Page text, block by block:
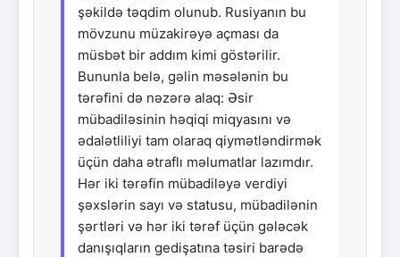
şəkildə təqdim olunub. Rusiyanın bu
mövzunu müzakirəyə açması da
müsbət bir addım kimi göstərilir.
Bununla belə, gəlin məsələnin bu
tərəfini də nəzərə alaq: Əsir
mübadiləsinin həqiqi miqyasını və
ədalətliliyi tam olaraq qiymətləndirmək
üçün daha ətraflı məlumatlar lazımdır.
Hər iki tərəfin mübadiləyə verdiyi
şəxslərin sayı və statusu, mübadilənin
şərtləri və hər iki tərəf üçün gələcək
danışıqların gedişatına təsiri barədə